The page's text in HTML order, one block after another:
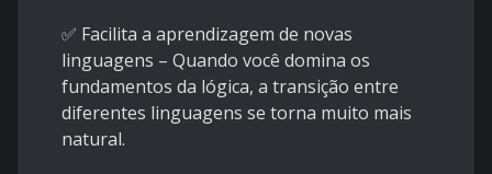
✅ Facilita a aprendizagem de novas
linguagens – Quando você domina os
fundamentos da lógica, a transição entre
diferentes linguagens se torna muito mais
natural.